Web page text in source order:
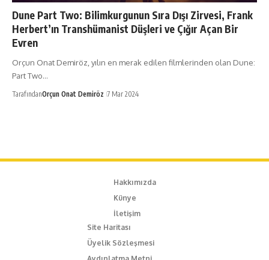
Dune Part Two: Bilimkurgunun Sıra Dışı Zirvesi, Frank
Herbert’ın Transhümanist Düşleri ve Çığır Açan Bir
Evren
Orçun Onat Demiröz, yılın en merak edilen filmlerinden olan Dune:
Part Two…
TarafındanOrçun Onat Demiröz 7 Mar 2024
Hakkımızda
Künye
İletişim
Site Haritası
Üyelik Sözleşmesi